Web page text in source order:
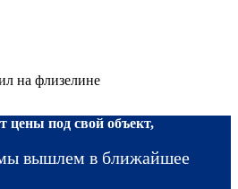
на флизелине
цены под свой объект,
мы вышлем в ближайшее